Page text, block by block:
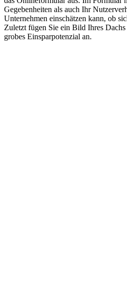
Gegebenheiten als auch Ihr
Unternehmen einschätzen kann, ob
Zuletzt fügen Sie ein Bild Ihres
grobes Einsparpotenzial an.